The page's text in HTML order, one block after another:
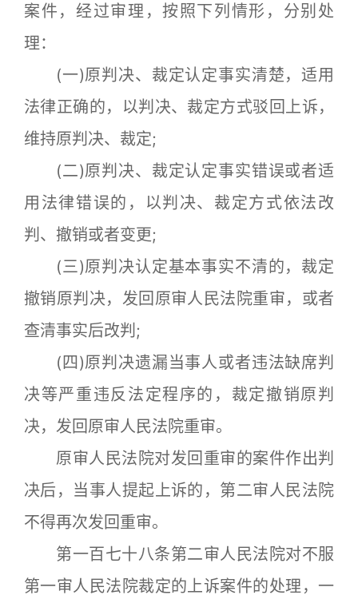
案件，经过审理，按照下列情形，分别处
理：
(一)原判决、裁定认定事实清楚，适用
法律正确的，以判决、裁定方式驳回上诉，
维持原判决、裁定;
(二)原判决、裁定认定事实错误或者适
用法律错误的，以判决、裁定方式依法改
判、撤销或者变更;
(三)原判决认定基本事实不清的，裁定
撤销原判决，发回原审人民法院重审，或者
查清事实后改判;
(四)原判决遗漏当事人或者违法缺席判
决等严重违反法定程序的，裁定撤销原判
决，发回原审人民法院重审。
原审人民法院对发回重审的案件作出判
决后，当事人提起上诉的，第二审人民法院
不得再次发回重审。
第一百七十八条第二审人民法院对不服
第一审人民法院裁定的上诉案件的处理，一